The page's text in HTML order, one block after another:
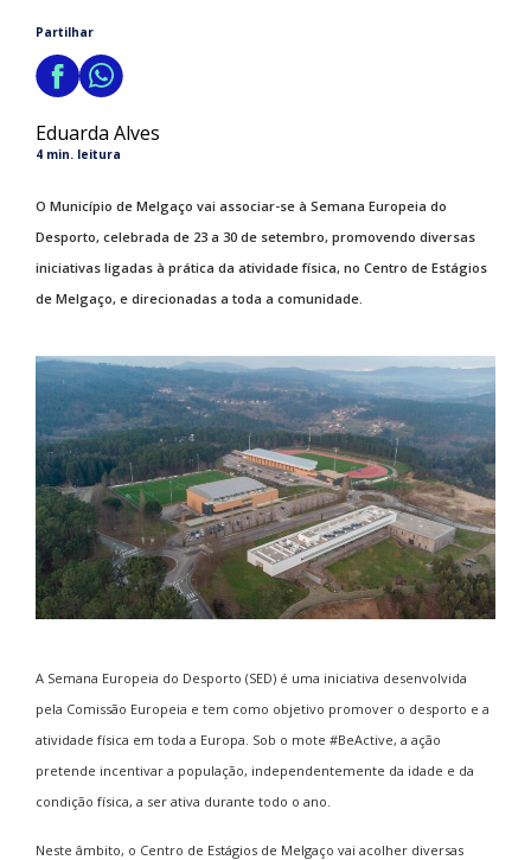
Partilhar
Eduarda Alves
4 min. leitura
O Município de Melgaço vai associar-se à Semana Europeia do
Desporto, celebrada de 23 a 30 de setembro, promovendo diversas
iniciativas ligadas à prática da atividade física, no Centro de Estágios
de Melgaço, e direcionadas a toda a comunidade.
A Semana Europeia do Desporto (SED) é uma iniciativa desenvolvida
pela Comissão Europeia e tem como objetivo promover o desporto e a
atividade física em toda a Europa. Sob o mote #BeActive, a ação
pretende incentivar a população, independentemente da idade e da
condição física, a ser ativa durante todo o ano.
Neste âmbito, o Centro de Estágios de Melgaço vai acolher diversas